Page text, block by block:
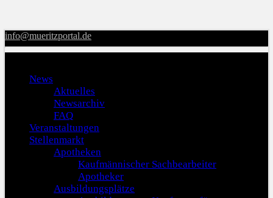
info@mueritzportal.de
News
Aktuelles
Newsarchiv
FAQ
Veranstaltungen
Stellenmarkt
Apotheken
Kaufmännischer Sachbearbeiter
Apotheker
Ausbildungsplätze